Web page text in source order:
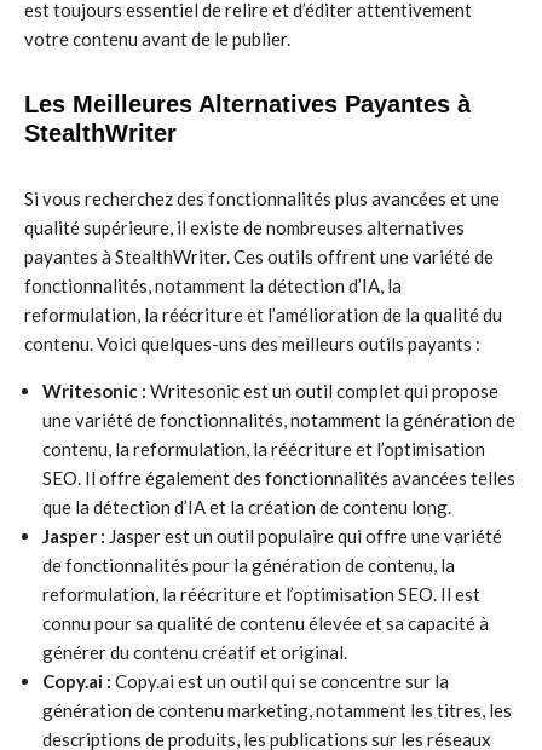
est toujours essentiel de relire et d’éditer attentivement
votre contenu avant de le publier.
Les Meilleures Alternatives Payantes à
StealthWriter
Si vous recherchez des fonctionnalités plus avancées et une
qualité supérieure, il existe de nombreuses alternatives
payantes à StealthWriter. Ces outils offrent une variété de
fonctionnalités, notamment la détection d’IA, la
reformulation, la réécriture et l’amélioration de la qualité du
contenu. Voici quelques-uns des meilleurs outils payants :
Writesonic : Writesonic est un outil complet qui propose
une variété de fonctionnalités, notamment la génération de
contenu, la reformulation, la réécriture et l’optimisation
SEO. Il offre également des fonctionnalités avancées telles
que la détection d’IA et la création de contenu long.
Jasper : Jasper est un outil populaire qui offre une variété
de fonctionnalités pour la génération de contenu, la
reformulation, la réécriture et l’optimisation SEO. Il est
connu pour sa qualité de contenu élevée et sa capacité à
générer du contenu créatif et original.
Copy.ai : Copy.ai est un outil qui se concentre sur la
génération de contenu marketing, notamment les titres, les
descriptions de produits, les publications sur les réseaux